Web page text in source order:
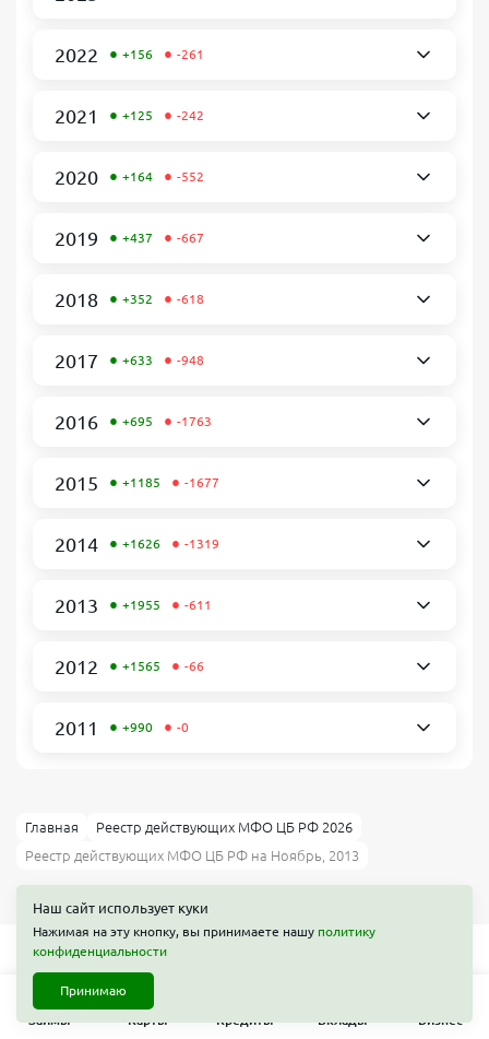
2022 • +156 • -261
2021 • +125 • -242
2020 • +164 • -552
2019 • +437 • -667
2018 • +352 • -618
2017 • +633 • -948
2016 • +695 • -1763
2015 • +1185 • -1677
2014 • +1626 • -1319
2013 • +1955 • -611
2012 • +1565 • -66
2011 • +990 • -0
Главная
Реестр действующих МФО ЦБ РФ 2026
Реестр действующих МФО ЦБ РФ на Ноябрь, 2013
Займы
Займы Карты Кредиты Вклады Бизнес
Наш сайт использует куки
Нажимая на эту кнопку, вы принимаете нашу политику
конфиденциальности
Принимаю